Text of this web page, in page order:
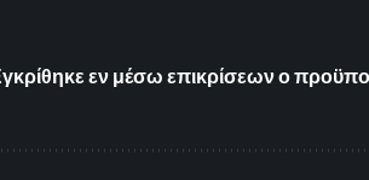
εν μέσω επικρίσεων ο